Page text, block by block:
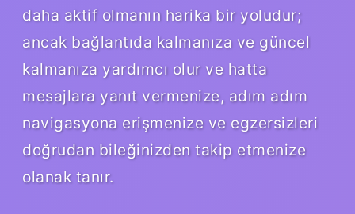
daha aktif olmanın harika bir yoludur;
ancak bağlantıda kalmanıza ve güncel
kalmanıza yardımcı olur ve hatta
mesajlara yanıt vermenize, adım adım
navigasyona erişmenize ve egzersizleri
doğrudan bileğinizden takip etmenize
olanak tanır.